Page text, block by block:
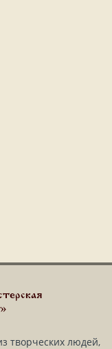
творческих людей,